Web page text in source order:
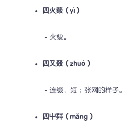
四火燚（yì）
- 火貌。
四又叕（zhuó）
- 连缀，短；张网的样子。
四屮茻（mǎng）